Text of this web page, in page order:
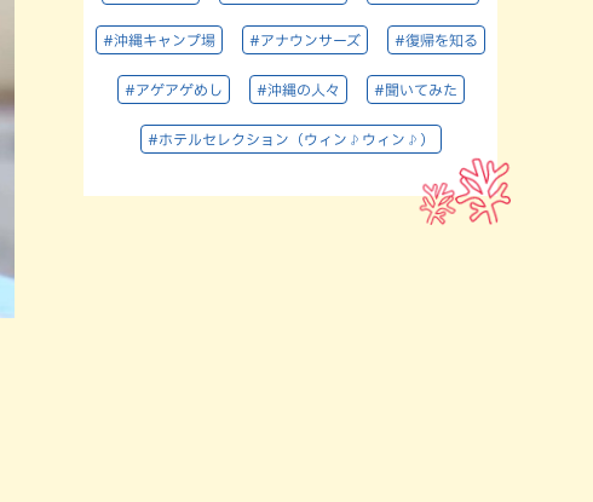
#沖縄キャンプ場 #アナウンサーズ #復帰を知る
#アゲアゲめし #沖縄の人々 #聞いてみた
#ホテルセレクション（ウィン♪ウィン♪）